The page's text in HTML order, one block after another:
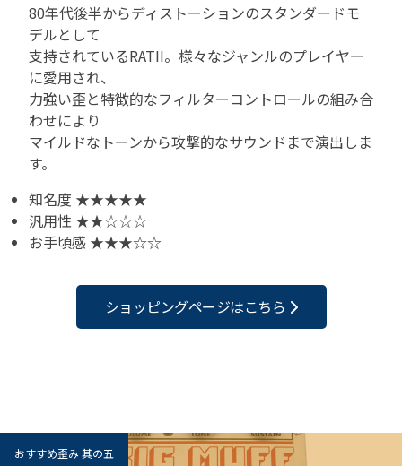
80年代後半からディストーションのスタンダードモ
デルとして
支持されているRATII。様々なジャンルのプレイヤー
に愛用され、
力強い歪と特徴的なフィルターコントロールの組み合
わせにより
マイルドなトーンから攻撃的なサウンドまで演出しま
す。
知名度 ★★★★★
汎用性 ★★☆☆☆
お手頃感 ★★★☆☆
ショッピングページはこちら
おすすめ歪み 其の五